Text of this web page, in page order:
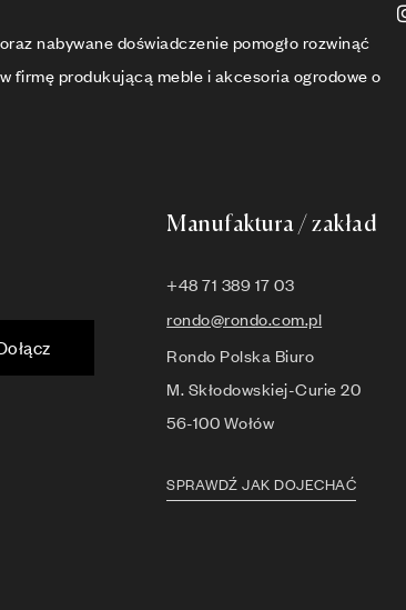
nabywane doświadczenie pomogło rozwinąć
firmę produkującą meble i akcesoria ogrodowe o
Manufaktura / zakład
+48 71 389 17 03
rondo@rondo.com.pl
Rondo Polska Biuro
M. Skłodowskiej-Curie 20
56-100 Wołów
SPRAWDŹ JAK DOJECHAĆ